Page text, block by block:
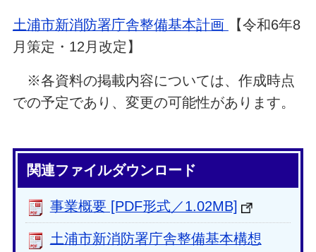
土浦市新消防署庁舎整備基本計画
【令和6年8
月策定・12月改定】
※各資料の掲載内容については、作成時点
での予定であり、変更の可能性があります。
関連ファイルダウンロード
事業概要 [PDF形式／1.02MB]
土浦市新消防署庁舎整備基本構想